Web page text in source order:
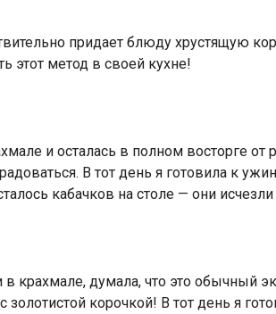
придает блюду хрустящую
этот метод в своей кухне!
и осталась в полном восторге от
В тот день я готовила к
кабачков на столе — они
крахмале, думала, что это обычный
корочкой! В тот день я